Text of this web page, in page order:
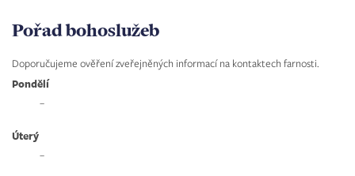
Pořad bohoslužeb
Doporučujeme ověření zveřejněných informací na kontaktech farnosti.
Pondělí
–
Úterý
–